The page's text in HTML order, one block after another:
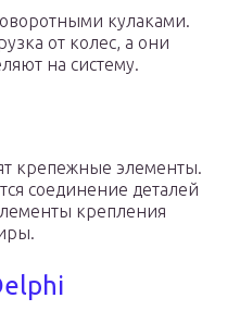
кулаками.
от колес, а они
на систему.
крепежные элементы.
соединение деталей
крепления